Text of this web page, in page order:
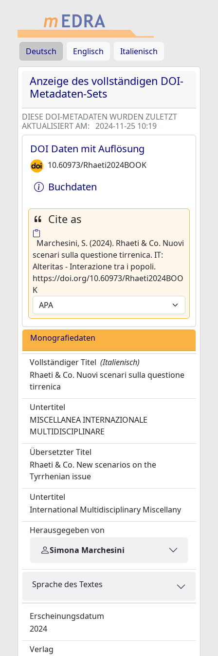
Deutsch Englisch Italienisch
Anzeige des vollständigen DOI-
Metadaten-Sets
DIESE DOI-METADATEN WURDEN ZULETZT
AKTUALISIERT AM: 2024-11-25 10:19
DOI Daten mit Auflösung
10.60973/Rhaeti2024BOOK
Buchdaten
Cite as
Marchesini, S. (2024). Rhaeti & Co. Nuovi
scenari sulla questione tirrenica. IT:
Alteritas - Interazione tra i popoli.
https://doi.org/10.60973/Rhaeti2024BOO
K
Monografiedaten
Vollständiger Titel (Italienisch)
Rhaeti & Co. Nuovi scenari sulla questione
tirrenica
Untertitel
MISCELLANEA INTERNAZIONALE
MULTIDISCIPLINARE
Übersetzter Titel
Rhaeti & Co. New scenarios on the
Tyrrhenian issue
Untertitel
International Multidisciplinary Miscellany
Herausgegeben von
Simona Marchesini
Sprache des Textes
Erscheinungsdatum
2024
Verlag